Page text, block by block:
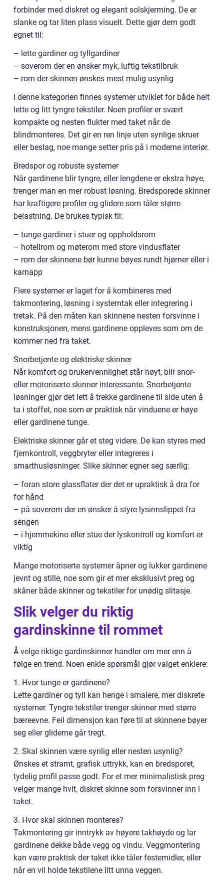
forbinder med diskret og elegant solskjerming. De er
slanke og tar liten plass visuelt. Dette gjør dem godt
egnet til:
– lette gardiner og tyllgardiner
– soverom der en ønsker myk, luftig tekstilbruk
– rom der skinnen ønskes mest mulig usynlig
I denne kategorien finnes systemer utviklet for både helt
lette og litt tyngre tekstiler. Noen profiler er svært
kompakte og nesten flukter med taket når de
blindmonteres. Det gir en ren linje uten synlige skruer
eller beslag, noe mange setter pris på i moderne interiør.
Bredspor og robuste systemer
Når gardinene blir tyngre, eller lengdene er ekstra høye,
trenger man en mer robust løsning. Bredsporede skinner
har kraftigere profiler og glidere som tåler større
belastning. De brukes typisk til:
– tunge gardiner i stuer og oppholdsrom
– hotellrom og møterom med store vindusflater
– rom der skinnene bør kunne bøyes rundt hjørner eller i
karnapp
Flere systemer er laget for å kombineres med
takmontering, løsning i systemtak eller integrering i
tretak. På den måten kan skinnene nesten forsvinne i
konstruksjonen, mens gardinene oppleves som om de
kommer ned fra taket.
Snorbetjente og elektriske skinner
Når komfort og brukervennlighet står høyt, blir snor-
eller motoriserte skinner interessante. Snorbetjente
løsninger gjør det lett å trekke gardinene til side uten å
ta i stoffet, noe som er praktisk når vinduene er høye
eller gardinene tunge.
Elektriske skinner går et steg videre. De kan styres med
fjernkontroll, veggbryter eller integreres i
smarthusløsninger. Slike skinner egner seg særlig:
– foran store glassflater der det er upraktisk å dra for
for hånd
– på soverom der en ønsker å styre lysinnslippet fra
sengen
– i hjemmekino eller stue der lyskontroll og komfort er
viktig
Mange motoriserte systemer åpner og lukker gardinene
jevnt og stille, noe som gir et mer eksklusivt preg og
skåner både skinner og tekstiler for unødig slitasje.
Slik velger du riktig
gardinskinne til rommet
Å velge riktige gardinskinner handler om mer enn å
følge en trend. Noen enkle spørsmål gjør valget enklere:
1. Hvor tunge er gardinene?
Lette gardiner og tyll kan henge i smalere, mer diskrete
systemer. Tyngre tekstiler trenger skinner med større
bæreevne. Feil dimensjon kan føre til at skinnene bøyer
seg eller gliderne går tregt.
2. Skal skinnen være synlig eller nesten usynlig?
Ønskes et stramt, grafisk uttrykk, kan en bredsporet,
tydelig profil passe godt. For et mer minimalistisk preg
velger mange hvit, diskret skinne som forsvinner inn i
taket.
3. Hvor skal skinnen monteres?
Takmontering gir inntrykk av høyere takhøyde og lar
gardinene dekke både vegg og vindu. Veggmontering
kan være praktisk der taket ikke tåler festemidler, eller
når en vil holde tekstilene litt unna veggen.